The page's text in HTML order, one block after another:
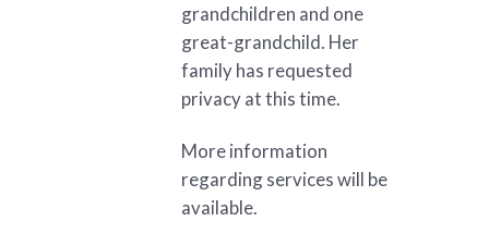
grandchildren and one
great-grandchild. Her
family has requested
privacy at this time.
More information
regarding services will be
available.